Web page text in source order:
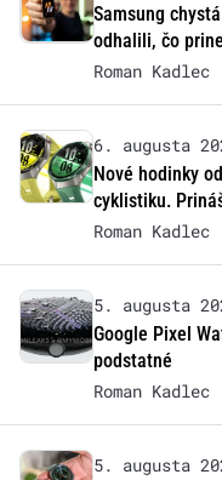
Samsung
odhalili, čo
Roman Kadlec
6. augusta
Nové hodinky
cyklistiku.
Roman Kadlec
5. augusta
Google Pixel
podstatné
Roman Kadlec
5. augusta